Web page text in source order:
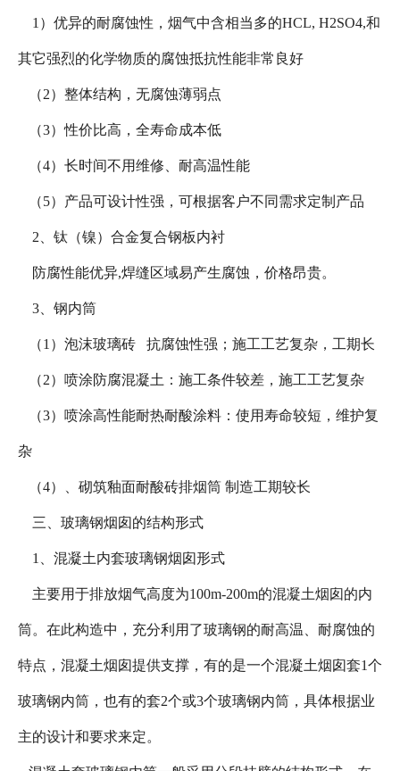
1）优异的耐腐蚀性，烟气中含相当多的HCL, H2SO4,和
其它强烈的化学物质的腐蚀抵抗性能非常良好
（2）整体结构，无腐蚀薄弱点
（3）性价比高，全寿命成本低
（4）长时间不用维修、耐高温性能
（5）产品可设计性强，可根据客户不同需求定制产品
2、钛（镍）合金复合钢板内衬
防腐性能优异,焊缝区域易产生腐蚀，价格昂贵。
3、钢内筒
（1）泡沫玻璃砖 抗腐蚀性强；施工工艺复杂，工期长
（2）喷涂防腐混凝土：施工条件较差，施工工艺复杂
（3）喷涂高性能耐热耐酸涂料：使用寿命较短，维护复
杂
（4）、砌筑釉面耐酸砖排烟筒 制造工期较长
三、玻璃钢烟囱的结构形式
1、混凝土内套玻璃钢烟囱形式
主要用于排放烟气高度为100m-200m的混凝土烟囱的内
筒。在此构造中，充分利用了玻璃钢的耐高温、耐腐蚀的
特点，混凝土烟囱提供支撑，有的是一个混凝土烟囱套1个
玻璃钢内筒，也有的套2个或3个玻璃钢内筒，具体根据业
主的设计和要求来定。